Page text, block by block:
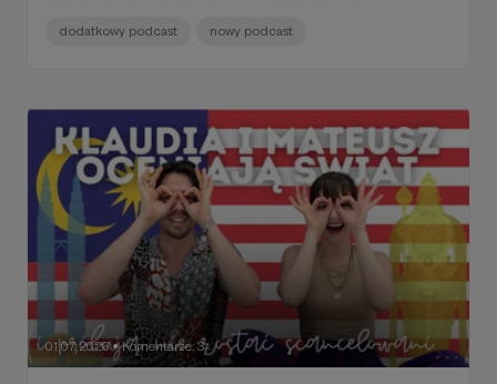
dodatkowy podcast nowy podcast
01.07.2026 ● Komentarze: 3